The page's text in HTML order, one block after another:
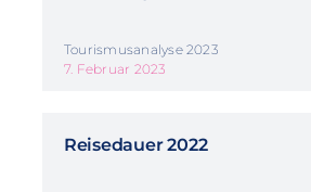
Tourismusanalyse 2023
7. Februar 2023
Reisedauer 2022